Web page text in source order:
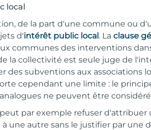
local
de la part d'une commune ou
d'intérêt public local. La clause
communes des interventions
la collectivité est seule juge de
des subventions aux associations
cependant une limite : le
ne peuvent être
par exemple refuser d'attribuer
à une autre sans le justifier par